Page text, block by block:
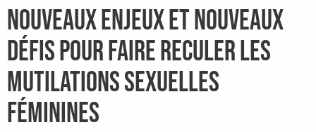
Nouveaux enjeux et nouveaux
défis pour faire reculer les
mutilations sexuelles
féminines